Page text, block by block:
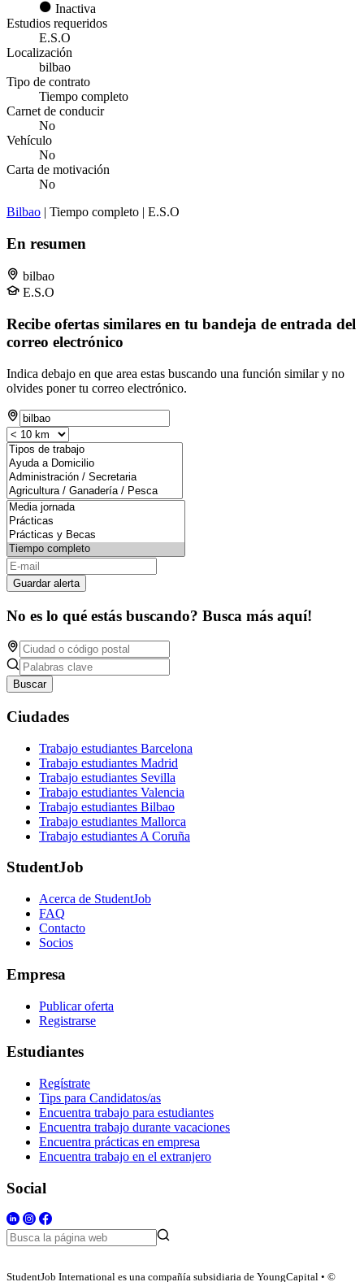
Inactiva
Estudios requeridos
E.S.O
Localización
bilbao
Tipo de contrato
Tiempo completo
Carnet de conducir
No
Vehículo
No
Carta de motivación
No
Bilbao | Tiempo completo | E.S.O
En resumen
bilbao
E.S.O
Recibe ofertas similares en tu bandeja de entrada del
correo electrónico
Indica debajo en que area estas buscando una función similar y no
olvides poner tu correo electrónico.
Guardar alerta
No es lo qué estás buscando? Busca más aquí!
Buscar
Ciudades
Trabajo estudiantes Barcelona
Trabajo estudiantes Madrid
Trabajo estudiantes Sevilla
Trabajo estudiantes Valencia
Trabajo estudiantes Bilbao
Trabajo estudiantes Mallorca
Trabajo estudiantes A Coruña
StudentJob
Acerca de StudentJob
FAQ
Contacto
Socios
Empresa
Publicar oferta
Registrarse
Estudiantes
Regístrate
Tips para Candidatos/as
Encuentra trabajo para estudiantes
Encuentra trabajo durante vacaciones
Encuentra prácticas en empresa
Encuentra trabajo en el extranjero
Social
StudentJob International es una compañía subsidiaria de YoungCapital • ©